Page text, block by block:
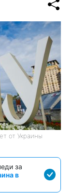
от Украины
за
в